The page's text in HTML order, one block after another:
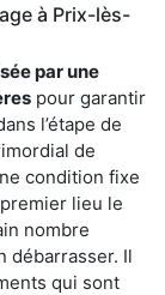
à Prix-lès-
par une
pour garantir
l’étape de
de
condition fixe
lieu le
nombre
débarrasser. Il
qui sont